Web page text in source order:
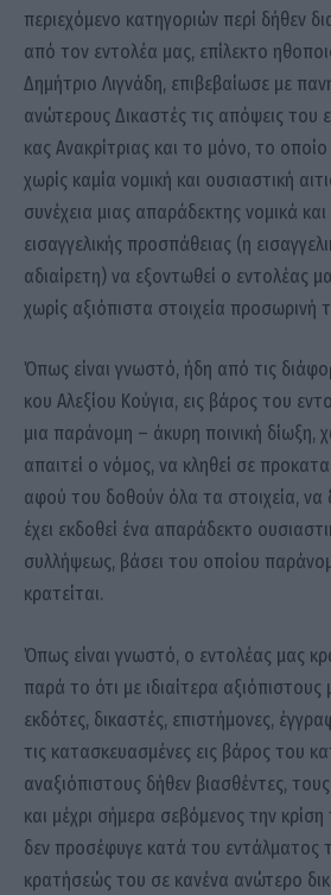
περιεχόμενο κατηγοριών περί δήθεν
από τον εντολέα μας, επίλεκτο
Δημήτριο Λιγνάδη, επιβεβαίωσε με
ανώτερους Δικαστές τις απόψεις του
κας Ανακρίτριας και το μόνο, το οποίο
χωρίς καμία νομική και ουσιαστική
συνέχεια μιας απαράδεκτης νομικά και
εισαγγελικής προσπάθειας (η
αδιαίρετη) να εξοντωθεί ο εντολέας
χωρίς αξιόπιστα στοιχεία προσωρινή
Όπως είναι γνωστό, ήδη από τις
κου Αλεξίου Κούγια, εις βάρος του
μια παράνομη – άκυρη ποινική δίωξη,
απαιτεί ο νόμος, να κληθεί σε
αφού του δοθούν όλα τα στοιχεία, να
έχει εκδοθεί ένα απαράδεκτο
συλλήψεως, βάσει του οποίου
κρατείται.
Όπως είναι γνωστό, ο εντολέας μας
παρά το ότι με ιδιαίτερα
εκδότες, δικαστές, επιστήμονες,
τις κατασκευασμένες εις βάρος του
αναξιόπιστους δήθεν βιασθέντες,
και μέχρι σήμερα σεβόμενος την κρίση
δεν προσέφυγε κατά του εντάλματος
κρατήσεώς του σε κανένα ανώτερο